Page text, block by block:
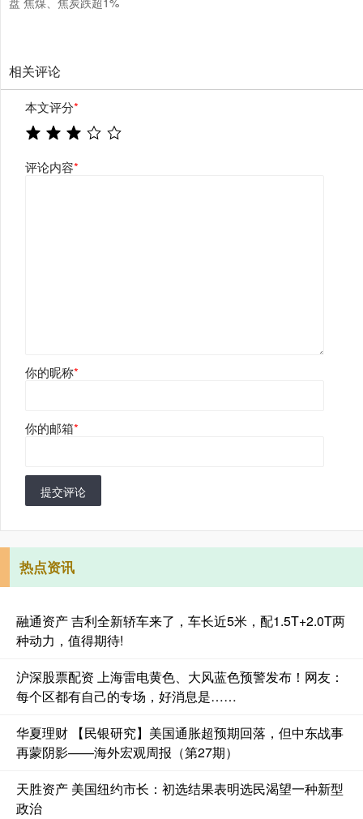
相关评论
本文评分*
评论内容*
你的昵称*
你的邮箱*
提交评论
热点资讯
融通资产 吉利全新轿车来了，车长近5米，配1.5T+2.0T两
种动力，值得期待!
沪深股票配资 上海雷电黄色、大风蓝色预警发布！网友：
每个区都有自己的专场，好消息是……
华夏理财 【民银研究】美国通胀超预期回落，但中东战事
再蒙阴影——海外宏观周报（第27期）
天胜资产 美国纽约市长：初选结果表明选民渴望一种新型
政治